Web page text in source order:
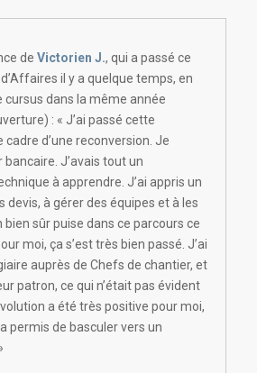
de Victorien J., qui a passé ce
il y a quelque temps, en
cursus dans la même année
: « J’ai passé cette
d’une reconversion. Je
J’avais tout un
à apprendre. J’ai appris un
devis, à gérer des équipes et à les
bien sûr puise dans ce parcours ce
moi, ça s’est très bien passé. J’ai
auprès de Chefs de chantier, et
patron, ce qui n’était pas évident
a été très positive pour moi,
permis de basculer vers un